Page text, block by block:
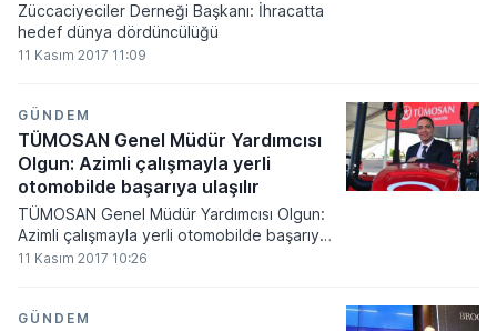
Züccaciyeciler Derneği Başkanı: İhracatta
hedef dünya dördüncülüğü
11 Kasım 2017 11:09
GÜNDEM
TÜMOSAN Genel Müdür Yardımcısı
Olgun: Azimli çalışmayla yerli
otomobilde başarıya ulaşılır
TÜMOSAN Genel Müdür Yardımcısı Olgun:
Azimli çalışmayla yerli otomobilde başarıya
ulaşılır
11 Kasım 2017 10:26
GÜNDEM